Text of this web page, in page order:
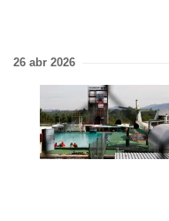
26 abr 2026